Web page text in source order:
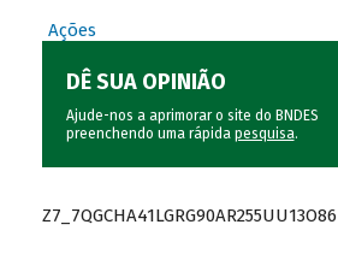
Ações
DÊ SUA OPINIÃO
Ajude-nos a aprimorar o site do BNDES
preenchendo uma rápida pesquisa.
Z7_7QGCHA41LGRG90AR255UU13O86